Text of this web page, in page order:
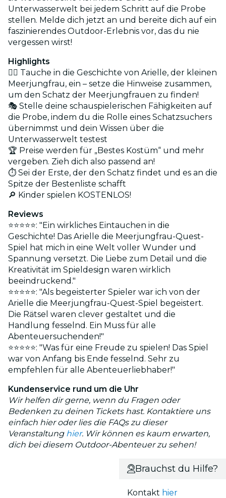
Unterwasserwelt bei jedem Schritt auf die Probe
stellen. Melde dich jetzt an und bereite dich auf ein
faszinierendes Outdoor-Erlebnis vor, das du nie
vergessen wirst!
Highlights
🕵️‍♂️ Tauche in die Geschichte von Arielle, der kleinen
Meerjungfrau, ein – setze die Hinweise zusammen,
um den Schatz der Meerjungfrauen zu finden!
🎭 Stelle deine schauspielerischen Fähigkeiten auf
die Probe, indem du die Rolle eines Schatzsuchers
übernimmst und dein Wissen über die
Unterwasserwelt testest
🏆 Preise werden für „Bestes Kostüm“ und mehr
vergeben. Zieh dich also passend an!
⏱ Sei der Erste, der den Schatz findet und es an die
Spitze der Bestenliste schafft
🔎 Kinder spielen KOSTENLOS!
Reviews
⭐⭐⭐⭐⭐: "Ein wirkliches Eintauchen in die
Geschichte! Das Arielle die Meerjungfrau-Quest-
Spiel hat mich in eine Welt voller Wunder und
Spannung versetzt. Die Liebe zum Detail und die
Kreativität im Spieldesign waren wirklich
beeindruckend."
⭐⭐⭐⭐⭐: "Als begeisterter Spieler war ich von der
Arielle die Meerjungfrau-Quest-Spiel begeistert.
Die Rätsel waren clever gestaltet und die
Handlung fesselnd. Ein Muss für alle
Abenteuersuchenden!"
⭐⭐⭐⭐⭐: "Was für eine Freude zu spielen! Das Spiel
war von Anfang bis Ende fesselnd. Sehr zu
empfehlen für alle Abenteuerliebhaber!"
Kundenservice rund um die Uhr
Wir helfen dir gerne, wenn du Fragen oder
Bedenken zu deinen Tickets hast. Kontaktiere uns
einfach hier oder lies die FAQs zu dieser
Veranstaltung hier. Wir können es kaum erwarten,
dich bei diesem Outdoor-Abenteuer zu sehen!
Brauchst du Hilfe?
Kontakt hier